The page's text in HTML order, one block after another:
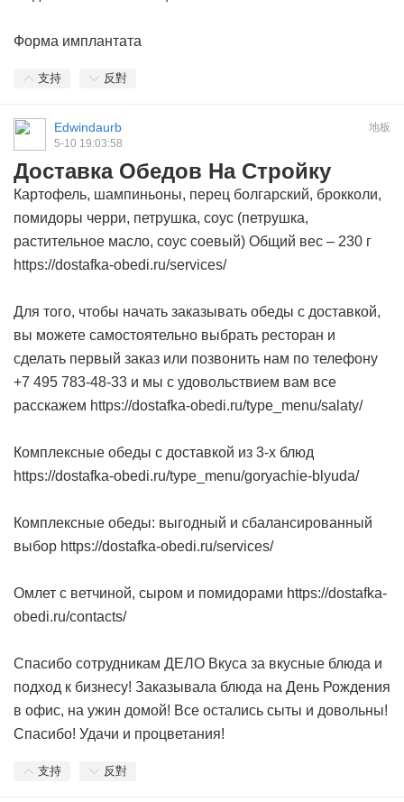
Форма имплантата
支持 反對
地板
Edwindaurb
5-10 19:03:58
Доставка Обедов На Стройку
Картофель, шампиньоны, перец болгарский, брокколи,
помидоры черри, петрушка, соус (петрушка,
растительное масло, соус соевый) Общий вес – 230 г
https://dostafka-obedi.ru/services/
Для того, чтобы начать заказывать обеды с доставкой,
вы можете самостоятельно выбрать ресторан и
сделать первый заказ или позвонить нам по телефону
+7 495 783-48-33 и мы с удовольствием вам все
расскажем https://dostafka-obedi.ru/type_menu/salaty/
Комплексные обеды с доставкой из 3-х блюд
https://dostafka-obedi.ru/type_menu/goryachie-blyuda/
Комплексные обеды: выгодный и сбалансированный
выбор https://dostafka-obedi.ru/services/
Омлет с ветчиной, сыром и помидорами https://dostafka-
obedi.ru/contacts/
Спасибо сотрудникам ДЕЛО Вкуса за вкусные блюда и
подход к бизнесу! Заказывала блюда на День Рождения
в офис, на ужин домой! Все остались сыты и довольны!
Спасибо! Удачи и процветания!
支持 反對